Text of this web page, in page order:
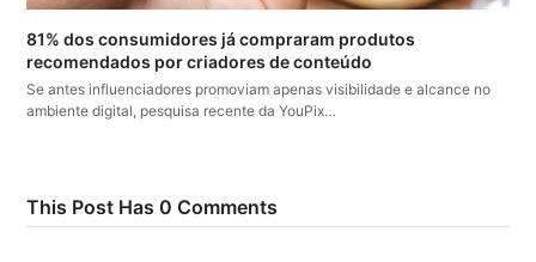
81% dos consumidores já compraram produtos
recomendados por criadores de conteúdo
Se antes influenciadores promoviam apenas visibilidade e alcance no
ambiente digital, pesquisa recente da YouPix…
This Post Has 0 Comments